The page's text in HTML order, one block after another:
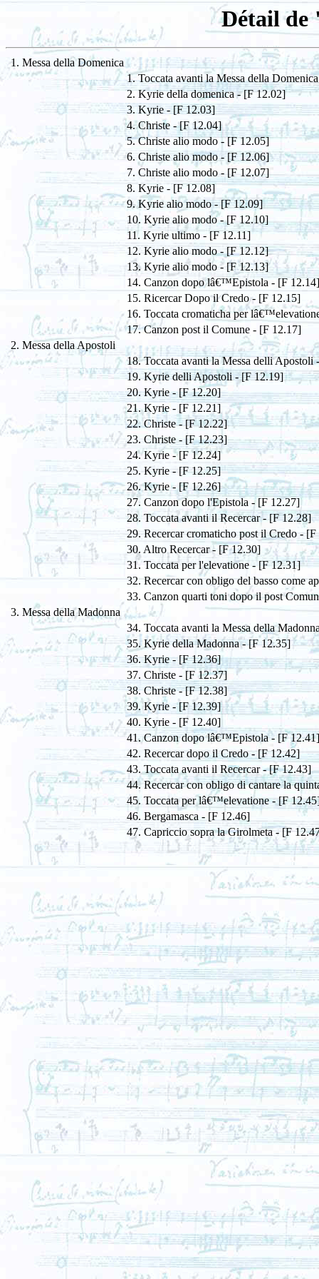
Détail
1. Messa della Domenica
1. Toccata avanti la Messa della
2. Kyrie della domenica - [F 12.02]
3. Kyrie - [F 12.03]
4. Christe - [F 12.04]
5. Christe alio modo - [F 12.05]
6. Christe alio modo - [F 12.06]
7. Christe alio modo - [F 12.07]
8. Kyrie - [F 12.08]
9. Kyrie alio modo - [F 12.09]
10. Kyrie alio modo - [F 12.10]
11. Kyrie ultimo - [F 12.11]
12. Kyrie alio modo - [F 12.12]
13. Kyrie alio modo - [F 12.13]
14. Canzon dopo lâ€™Epistola - [F 12.14]
15. Ricercar Dopo il Credo - [F 12.15]
16. Toccata cromaticha per
17. Canzon post il Comune - [F 12.17]
2. Messa della Apostoli
18. Toccata avanti la Messa delli Apostoli
19. Kyrie delli Apostoli - [F 12.19]
20. Kyrie - [F 12.20]
21. Kyrie - [F 12.21]
22. Christe - [F 12.22]
23. Christe - [F 12.23]
24. Kyrie - [F 12.24]
25. Kyrie - [F 12.25]
26. Kyrie - [F 12.26]
27. Canzon dopo l'Epistola - [F 12.27]
28. Toccata avanti il Recercar - [F 12.28]
29. Recercar cromaticho post il Credo -
30. Altro Recercar - [F 12.30]
31. Toccata per l'elevatione - [F 12.31]
32. Recercar con obligo del basso come
33. Canzon quarti toni dopo il post
3. Messa della Madonna
34. Toccata avanti la Messa della
35. Kyrie della Madonna - [F 12.35]
36. Kyrie - [F 12.36]
37. Christe - [F 12.37]
38. Christe - [F 12.38]
39. Kyrie - [F 12.39]
40. Kyrie - [F 12.40]
41. Canzon dopo lâ€™Epistola - [F 12.41]
42. Recercar dopo il Credo - [F 12.42]
43. Toccata avanti il Recercar - [F 12.43]
44. Recercar con obligo di cantare la
45. Toccata per lâ€™elevatione - [F
46. Bergamasca - [F 12.46]
47. Capriccio sopra la Girolmeta - [F